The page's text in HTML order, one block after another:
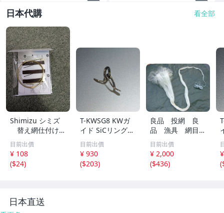
日本代購 看全部
Shimizu シミズ
替え網仕付けセ
ット ゴールド×
ブラック
目前出價
¥ 108
($24)
T-KWSG8 KWガ
イド SiCリング
富士工業 ガイド
チタンフレーム
目前出價
¥ 930
($203)
良品 投網 良
品 漁具 網目
約1ｃｍ×1ｃｍ
4Ｋｇ ⑥
目前出價
¥ 2,000
($436)
(
日本直送